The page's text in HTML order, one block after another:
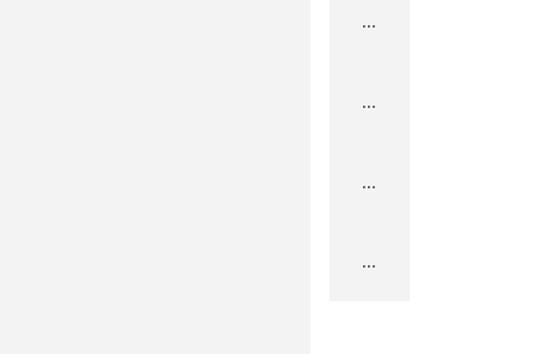
...
...
...
...